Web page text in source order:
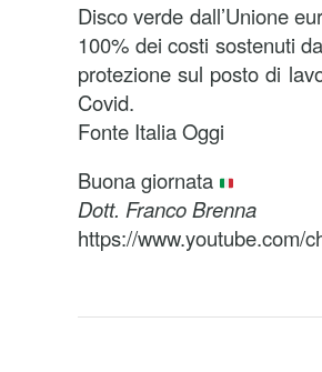
Disco verde dall’Unione
100% dei costi sostenuti
protezione sul posto di
Covid.
Fonte Italia Oggi
Buona giornata
Dott. Franco Brenna
https://www.youtube.com/